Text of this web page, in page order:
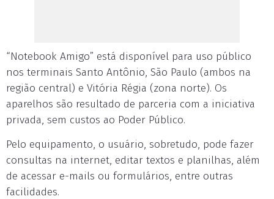
“Notebook Amigo” está disponível para uso público
nos terminais Santo Antônio, São Paulo (ambos na
região central) e Vitória Régia (zona norte). Os
aparelhos são resultado de parceria com a iniciativa
privada, sem custos ao Poder Público.
Pelo equipamento, o usuário, sobretudo, pode fazer
consultas na internet, editar textos e planilhas, além
de acessar e-mails ou formulários, entre outras
facilidades.